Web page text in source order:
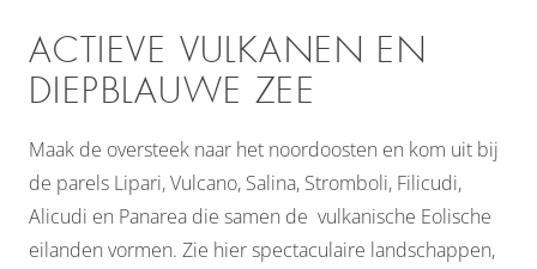
ACTIEVE VULKANEN EN
DIEPBLAUWE ZEE
Maak de oversteek naar het noordoosten en kom uit bij
de parels Lipari, Vulcano, Salina, Stromboli, Filicudi,
Alicudi en Panarea die samen de vulkanische Eolische
eilanden vormen. Zie hier spectaculaire landschappen,